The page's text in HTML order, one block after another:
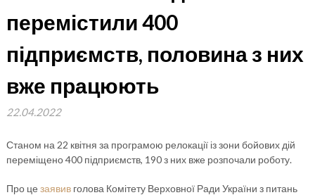
перемістили 400
підприємств, половина з них
вже працюють
22.04.2022
Станом на 22 квітня за програмою релокації із зони бойових дій
переміщено 400 підприємств, 190 з них вже розпочали роботу.
Про це заявивголова Комітету Верховної Ради України з питань